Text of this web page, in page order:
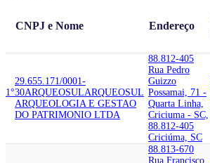
CNPJ e Nome Endereço
1°
29.655.171/0001-
30ARQUEOSULARQUEOSUL
ARQUEOLOGIA E GESTAO
DO PATRIMONIO LTDA
88.812-405
Rua Pedro
Guizzo
Possamai, 71 -
Quarta Linha,
Criciuma - SC,
88.812-405
Criciúma, SC
88.813-670
Rua Francisco